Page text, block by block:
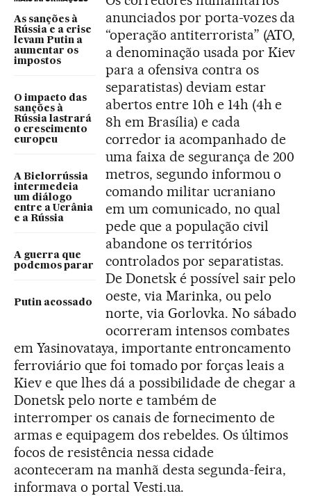
As sanções à
Rússia e a crise
levam Putin a
aumentar os
impostos
O impacto das
sanções à
Rússia lastrará
o crescimento
europeu
A Bielorrússia
intermedeia
um diálogo
entre a Ucrânia
e a Rússia
A guerra que
podemos parar
Putin acossado
anunciados por porta-vozes da
“operação antiterrorista” (ATO,
a denominação usada por Kiev
para a ofensiva contra os
separatistas) deviam estar
abertos entre 10h e 14h (4h e
8h em Brasília) e cada
corredor ia acompanhado de
uma faixa de segurança de 200
metros, segundo informou o
comando militar ucraniano
em um comunicado, no qual
pede que a população civil
abandone os territórios
controlados por separatistas.
De Donetsk é possível sair pelo
oeste, via Marinka, ou pelo
norte, via Gorlovka. No sábado
ocorreram intensos combates
em Yasinovataya, importante entroncamento
ferroviário que foi tomado por forças leais a
Kiev e que lhes dá a possibilidade de chegar a
Donetsk pelo norte e também de
interromper os canais de fornecimento de
armas e equipagem dos rebeldes. Os últimos
focos de resistência nessa cidade
aconteceram na manhã desta segunda-feira,
informava o portal Vesti.ua.